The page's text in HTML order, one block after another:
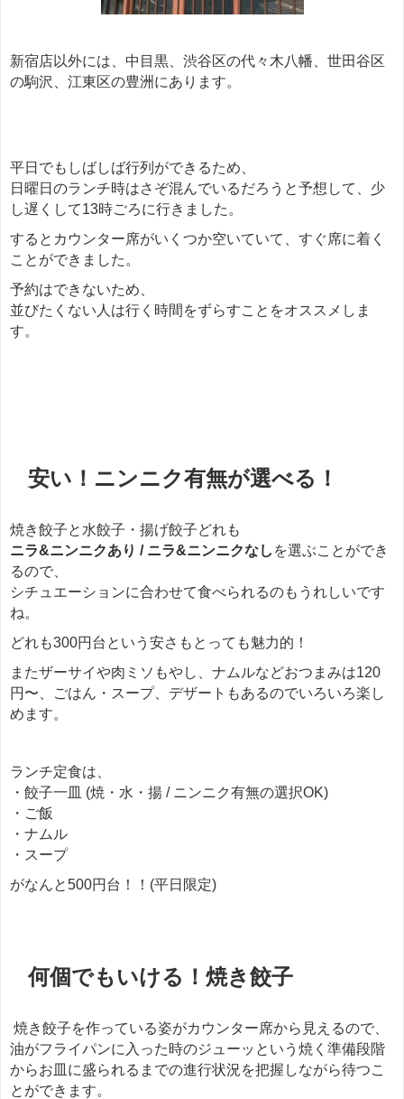
新宿店以外には、中目黒、渋谷区の代々木八幡、世田谷区
の駒沢、江東区の豊洲にあります。
平日でもしばしば行列ができるため、
日曜日のランチ時はさぞ混んでいるだろうと予想して、少
し遅くして13時ごろに行きました。
するとカウンター席がいくつか空いていて、すぐ席に着く
ことができました。
予約はできないため、
並びたくない人は行く時間をずらすことをオススメしま
す。
安い！ニンニク有無が選べる！
焼き餃子と水餃子・揚げ餃子どれも
ニラ&ニンニクあり / ニラ&ニンニクなし を選ぶことができ
るので、
シチュエーションに合わせて食べられるのもうれしいです
ね。
どれも300円台という安さもとっても魅力的！
またザーサイや肉ミソもやし、ナムルなどおつまみは120
円〜、ごはん・スープ、デザートもあるのでいろいろ楽し
めます。
ランチ定食は、
・餃子一皿 (焼・水・揚 / ニンニク有無の選択OK)
・ご飯
・ナムル
・スープ
がなんと500円台！！(平日限定)
何個でもいける！焼き餃子
焼き餃子を作っている姿がカウンター席から見えるので、
油がフライパンに入った時のジューッという焼く準備段階
からお皿に盛られるまでの進行状況を把握しながら待つこ
とができます。